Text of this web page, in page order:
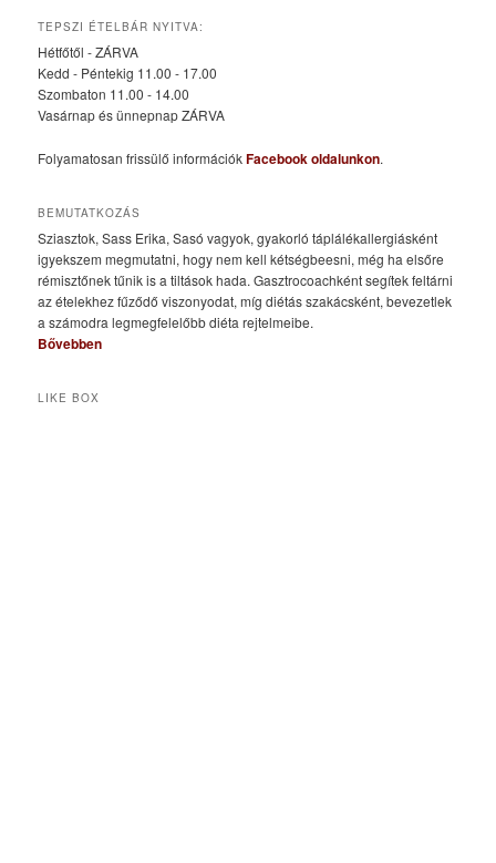
TEPSZI ÉTELBÁR NYITVA:
Hétfőtől - ZÁRVA
Kedd - Péntekig 11.00 - 17.00
Szombaton 11.00 - 14.00
Vasárnap és ünnepnap ZÁRVA
Folyamatosan frissülő információkFacebook oldalunkon.
BEMUTATKOZÁS
Sziasztok, Sass Erika, Sasó vagyok, gyakorló táplálékallergiásként
igyekszem megmutatni, hogy nem kell kétségbeesni, még ha elsőre
rémisztőnek tűnik is a tiltások hada. Gasztrocoachként segítek feltárni
az ételekhez fűződő viszonyodat, míg diétás szakácsként, bevezetlek
a számodra legmegfelelőbb diéta rejtelmeibe.
Bővebben
LIKE BOX